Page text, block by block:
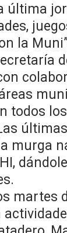
última
la
todos
murga
martes